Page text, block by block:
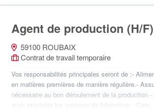
Agent de production (H/F)
59100 ROUBAIX
Contrat de travail temporaire
Vos responsabilités principales seront de :-
en matières premières de manière régulière.-
nécessaire au bon déroulement de la
avec précision les gammes de fabrication.- Gara...